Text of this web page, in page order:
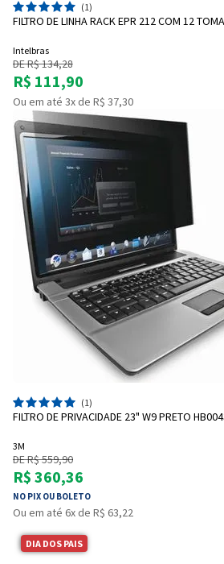
(1)
FILTRO DE LINHA RACK EPR 212 COM 12
Intelbras
DE R$ 134,28
R$ 111,90
Ou em até 3x de R$ 37,30
(1)
FILTRO DE PRIVACIDADE 23" W9 PRETO
3M
DE R$ 559,90
R$ 360,36
NO PIX OU BOLETO
Ou em até 6x de R$ 63,22
DIA DOS PAIS